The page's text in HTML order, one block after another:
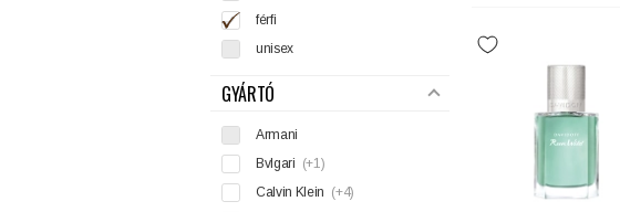
férfi
unisex
GYÁRTÓ
Armani
Bvlgari (+1)
Calvin Klein (+4)